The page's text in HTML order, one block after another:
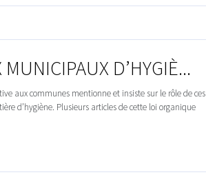
D’HYGIÈ...
aux communes mentionne et insiste sur le rôle de ces
d’hygiène. Plusieurs articles de cette loi organique